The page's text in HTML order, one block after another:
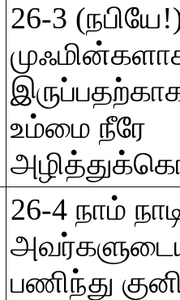
26-3
உம்மை நீரே
26-4 நாம்
பணிந்து